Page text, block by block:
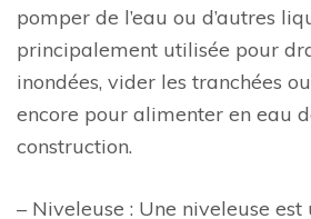
pomper de l’eau ou d’autres
principalement utilisée pour
inondées, vider les tranchées
encore pour alimenter en eau
construction.
– Niveleuse : Une niveleuse